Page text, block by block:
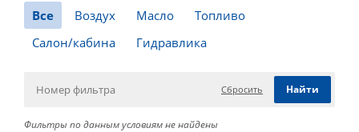
Все Воздух Масло
Топливо
Салон/кабина
Гидравлика
Сбросить
Фильтры по данным условиям не найдены